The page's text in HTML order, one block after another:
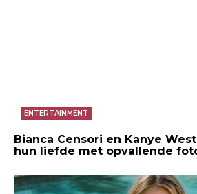
ENTERTAINMENT
Bianca Censori en Kanye
hun liefde met opvallende